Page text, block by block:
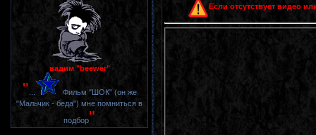
вадим "beewer"
"
Фильм "ШОК" (он же
"Мальчик - беда") мне помниться в
подбор"
Если отсутствует видео